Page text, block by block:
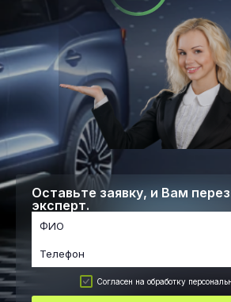
Оставьте заявку, и Вам
эксперт.
Согласен на обработку